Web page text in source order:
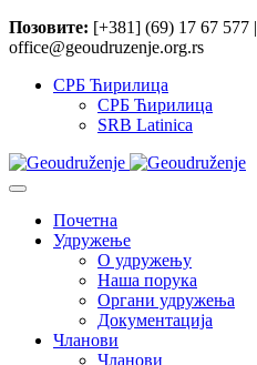
Позовите: [+381] (69) 17 67 577 |
office@geoudruzenje.org.rs
СРБ Ћирилица
СРБ Ћирилица
SRB Latinica
Почетна
Удружење
O удружењу
Наша порука
Органи удружења
Документација
Чланови
Чланови